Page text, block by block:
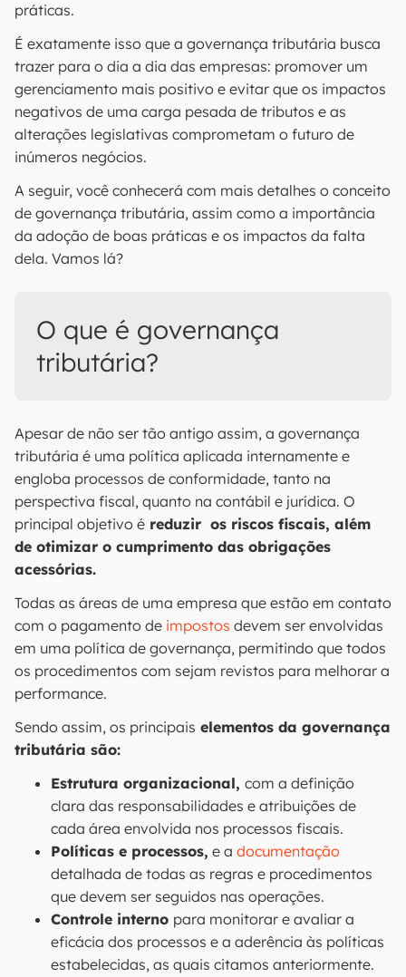
práticas.
É exatamente isso que a governança tributária busca
trazer para o dia a dia das empresas: promover um
gerenciamento mais positivo e evitar que os impactos
negativos de uma carga pesada de tributos e as
alterações legislativas comprometam o futuro de
inúmeros negócios.
A seguir, você conhecerá com mais detalhes o conceito
de governança tributária, assim como a importância
da adoção de boas práticas e os impactos da falta
dela. Vamos lá?
O que é governança
tributária?
Apesar de não ser tão antigo assim, a governança
tributária é uma política aplicada internamente e
engloba processos de conformidade, tanto na
perspectiva fiscal, quanto na contábil e jurídica. O
principal objetivo é reduzir os riscos fiscais, além
de otimizar o cumprimento das obrigações
acessórias.
Todas as áreas de uma empresa que estão em contato
com o pagamento de impostos devem ser envolvidas
em uma política de governança, permitindo que todos
os procedimentos com sejam revistos para melhorar a
performance.
Sendo assim, os principais elementos da governança
tributária são:
Estrutura organizacional, com a definição
clara das responsabilidades e atribuições de
cada área envolvida nos processos fiscais.
Políticas e processos, e a documentação
detalhada de todas as regras e procedimentos
que devem ser seguidos nas operações.
Controle interno para monitorar e avaliar a
eficácia dos processos e a aderência às políticas
estabelecidas, as quais citamos anteriormente.